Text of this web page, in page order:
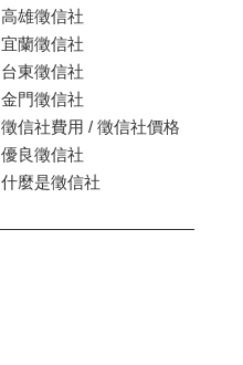
高雄徵信社
宜蘭徵信社
台東徵信社
金門徵信社
徵信社費用 / 徵信社價格
優良徵信社
什麼是徵信社